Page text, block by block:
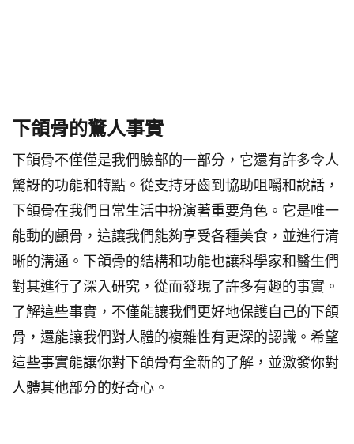
下頜骨的驚人事實
下頜骨不僅僅是我們臉部的一部分，它還有許多令人
驚訝的功能和特點。從支持牙齒到協助咀嚼和說話，
下頜骨在我們日常生活中扮演著重要角色。它是唯一
能動的顱骨，這讓我們能夠享受各種美食，並進行清
晰的溝通。下頜骨的結構和功能也讓科學家和醫生們
對其進行了深入研究，從而發現了許多有趣的事實。
了解這些事實，不僅能讓我們更好地保護自己的下頜
骨，還能讓我們對人體的複雜性有更深的認識。希望
這些事實能讓你對下頜骨有全新的了解，並激發你對
人體其他部分的好奇心。